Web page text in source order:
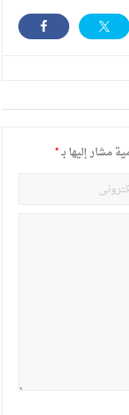
مشار إليها بـ*